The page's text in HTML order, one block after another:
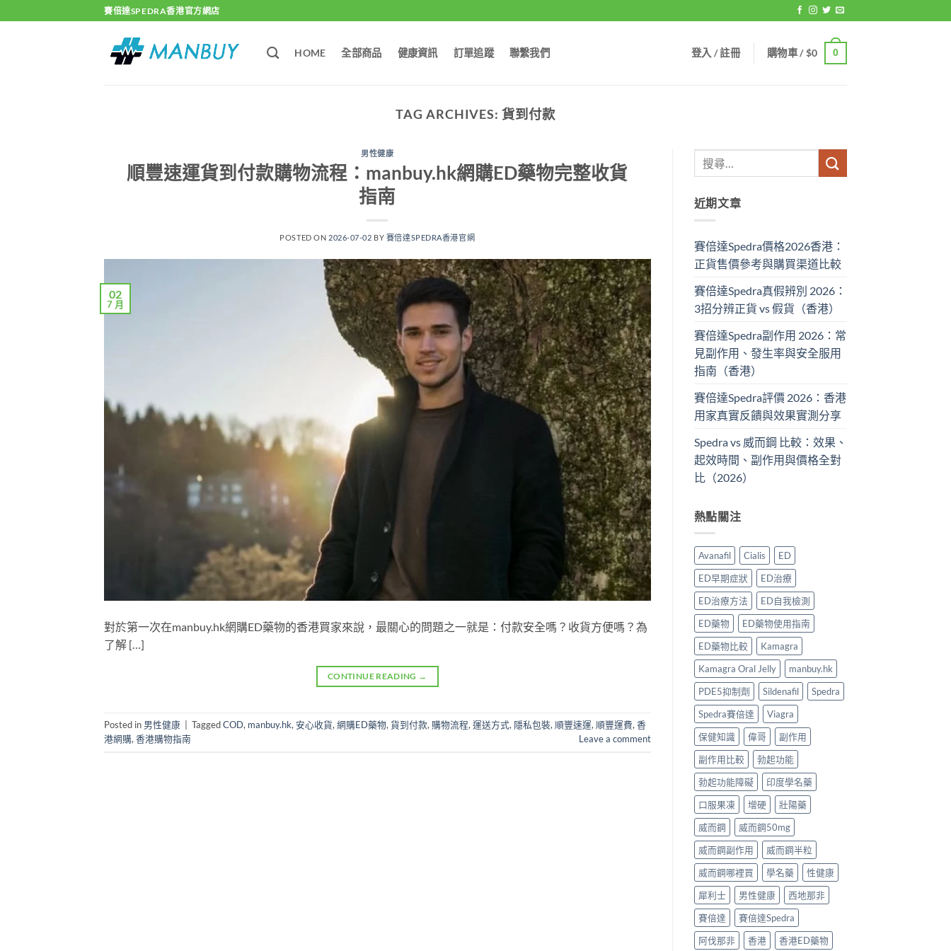
to
賽倍達SPEDRA香港官方網店
HOME 全部商品 健康資訊 訂單追蹤 聯繫我們 登入 / 註冊 購物車 /$0 0
TAG ARCHIVES:貨到付款
男性健康
順豐速運貨到付款購物流程：manbuy.hk網購ED藥物完整收貨
指南
POSTED ON 2026-07-02 BY 賽倍達SPEDRA香港官網
02
7 月
對於第一次在manbuy.hk網購ED藥物的香港買家來說，最關心的問題之一就是：付款安全嗎？收貨方便嗎？為
了解 […]
CONTINUE READING →
Posted in 男性健康 TaggedCOD, manbuy.hk, 安心收貨, 網購ED藥物, 貨到付款, 購物流程, 運送方式, 隱私包裝, 順豐速運, 順豐運費, 香
港網購, 香港購物指南 Leave a comment
近期文章
賽倍達Spedra價格2026香港：
正貨售價參考與購買渠道比較
賽倍達Spedra真假辨別 2026：
3招分辨正貨 vs 假貨（香港）
賽倍達Spedra副作用 2026：常
見副作用、發生率與安全服用
指南（香港）
賽倍達Spedra評價 2026：香港
用家真實反饋與效果實測分享
Spedra vs 威而鋼 比較：效果、
起效時間、副作用與價格全對
比（2026）
熱點關注
Avanafil Cialis
ED
ED早期症狀
ED治療
ED治療方法
ED自我檢測
ED藥物
ED藥物使用指南
ED藥物比較
Kamagra
Kamagra Oral Jelly
manbuy.hk
PDE5抑制劑
Sildenafil
Spedra
Spedra賽倍達
Viagra
保健知識
偉哥
副作用
副作用比較
勃起功能
勃起功能障礙
印度學名藥
口服果凍
增硬
壯陽藥
威而鋼
威而鋼50mg
威而鋼副作用
威而鋼半粒
威而鋼哪裡買
學名藥
性健康
犀利士
男性健康
西地那非
賽倍達
賽倍達Spedra
阿伐那非
香港 香港ED藥物